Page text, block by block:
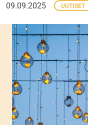
09.09.2025 UUTISET